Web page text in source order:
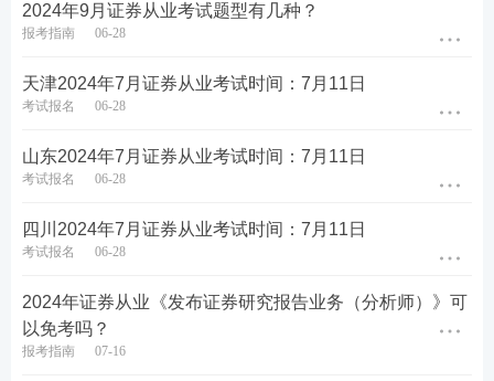
投资银行业务
考完一般业务水平评价测试两科，可以报考专项业务
水平评价测试。专项业务水平评价测试设置三类，分
设置一个科目，分别对应的是《证券投资顾问业
务》。一次仅能报考一科，根据工作方向选择科目。
专项业务水平评价测试科目从简单到难依次是《证券
2024年9月证券从业考试题型有几种？
报考指南 06-28
天津2024年7月证券从业考试时间：7月11日
考试报名 06-28
山东2024年7月证券从业考试时间：7月11日
考试报名 06-28
四川2024年7月证券从业考试时间：7月11日
考试报名 06-28
2024年证券从业《发布证券研究报告业务（分析师）》可
以免考吗？
报考指南 07-16